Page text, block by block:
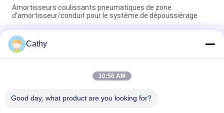
Amortisseurs coulissants pneumatiques de zone
d'amortisseur/conduit pour le système de dépoussiérage
Porte pneumatique de souffle de conduit galvanisée par
cercle d'amortisseurs en acier de zone pour le système de
ventilation
Amortisseur coulissant pneumatique d'amortisseurs de zone
de conduit de la CAHT du système 80mm d'extraction de
Cathy
10:56 AM
Good day, what product are you looking for?